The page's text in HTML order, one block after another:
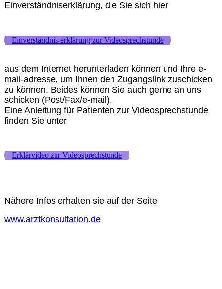
Einverständniserklärung, die Sie sich hier
Einverständnis-erklärung zur Videosprechstunde
aus dem Internet herunterladen können und Ihre e-
mail-adresse, um Ihnen den Zugangslink zuschicken
zu können. Beides können Sie auch gerne an uns
schicken (Post/Fax/e-mail).
Eine Anleitung für Patienten zur Videosprechstunde
finden Sie unter
Erklärvideo zur Videosprechstunde
Nähere Infos erhalten sie auf der Seite
www.arztkonsultation.de